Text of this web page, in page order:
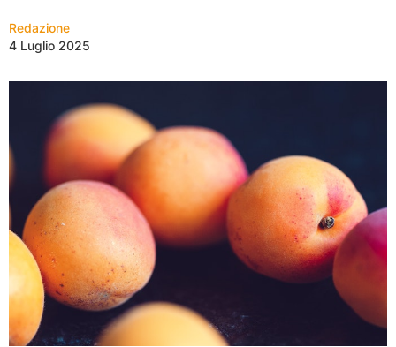
Redazione
4 Luglio 2025